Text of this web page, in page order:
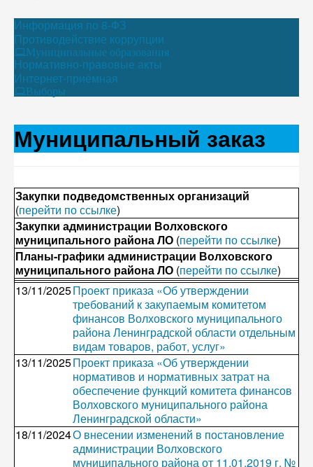
Информация по 8-ФЗ
Противодействие коррупции
Муниципальные образования
Нормативно-правовые акты
Интернет-приёмная
Выборы
Муниципальный заказ
Закупки подведомственных организаций
(перейти по ссылке)
Закупки администрации Волховского
муниципального района ЛО (перейти по ссылке)
Планы-графики администрации Волховского
муниципального района ЛО (перейти по ссылке)
13/11/2025Проект приказа «Об утверждении
требований к закупаемым комитетом
финансов Волховского муниципального
района Ленинградской области отдельным
видам товаров, работ, услуг»
13/11/2025Проект приказа «Об утверждении
нормативов и нормативных затрат на
обеспечение функций комитета финансов
Волховского муниципального района
Ленинградской области»
18/11/2024О внесении изменений в постановление
администрации Волховского
муниципального района от 11.01.2019 г. №